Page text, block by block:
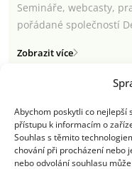
Abychom poskytli co nejlepší
přístupu k informacím o
Souhlas s těmito
chování při procházení nebo
nebo odvolání souhlasu
Semináře, webcasty,
pořádané společností
Zobrazit více